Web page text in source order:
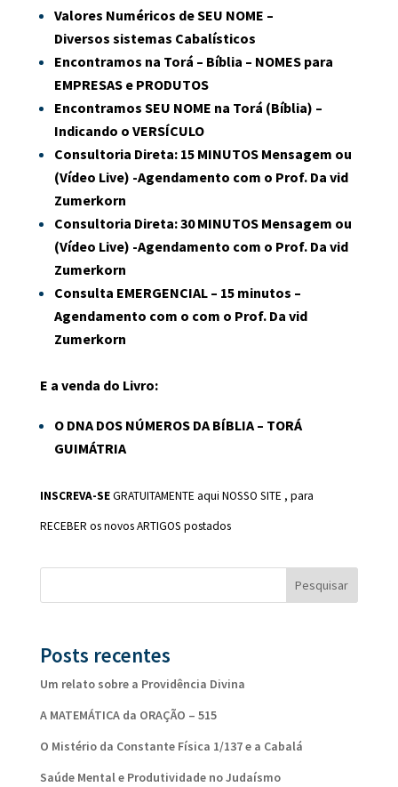
Valores Numéricos de SEU NOME –
Diversos sistemas Cabalísticos
Encontramos na Torá – Bíblia – NOMES para
EMPRESAS e PRODUTOS
Encontramos SEU NOME na Torá (Bíblia) –
Indicando o VERSÍCULO
Consultoria Direta: 15 MINUTOSMensagem ou
(Vídeo Live) -Agendamento com o Prof. Da vid
Zumerkorn
Consultoria Direta:30 MINUTOSMensagem ou
(Vídeo Live) -Agendamento com o Prof. Da vid
Zumerkorn
Consulta EMERGENCIAL – 15 minutos –
Agendamento com o com o Prof. Da vid
Zumerkorn
E a venda do Livro:
O DNA DOS NÚMEROS DA BÍBLIA – TORÁ
GUIMÁTRIA
INSCREVA-SEGRATUITAMENTE aqui NOSSO SITE , para
RECEBER os novos ARTIGOS postados
Pesquisar
Posts recentes
Um relato sobre a Providência Divina
A MATEMÁTICA da ORAÇÃO – 515
O Mistério da Constante Física 1/137 e a Cabalá
Saúde Mental e Produtividade no Judaísmo